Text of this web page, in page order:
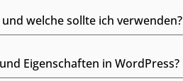
welche sollte ich verwenden?
Eigenschaften in WordPress?